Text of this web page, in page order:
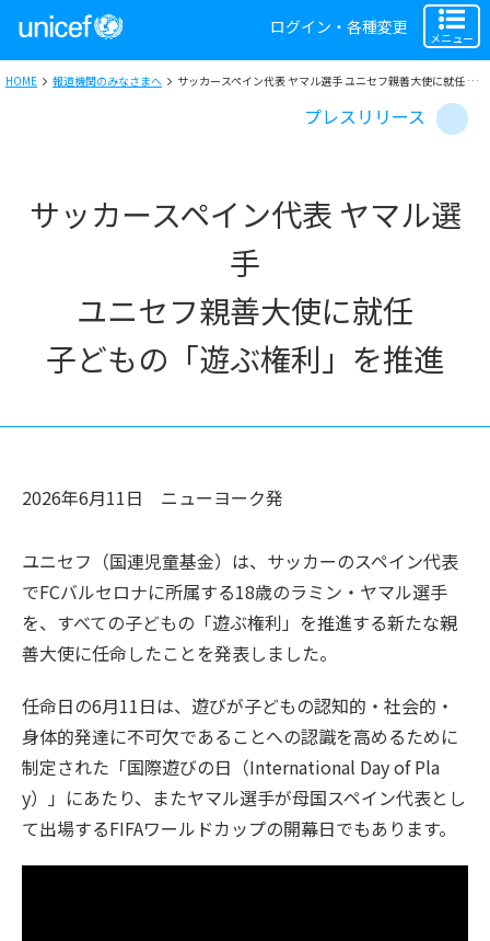
ログイン・各種変更
メニュー
HOME 報道機関のみなさまへ サッカースペイン代表 ヤマル選手 ユニセフ親善大使に就任 子どもの「遊ぶ権利」を推進
プレスリリース
サッカースペイン代表 ヤマル選
手
ユニセフ親善大使に就任
子どもの「遊ぶ権利」を推進
2026年6月11日 ニューヨーク発
ユニセフ（国連児童基金）は、サッカーのスペイン代表
でFCバルセロナに所属する18歳のラミン・ヤマル選手
を、すべての子どもの「遊ぶ権利」を推進する新たな親
善大使に任命したことを発表しました。
任命日の6月11日は、遊びが子どもの認知的・社会的・
身体的発達に不可欠であることへの認識を高めるために
制定された「国際遊びの日（International Day of Pla
y）」にあたり、またヤマル選手が母国スペイン代表とし
て出場するFIFAワールドカップの開幕日でもあります。